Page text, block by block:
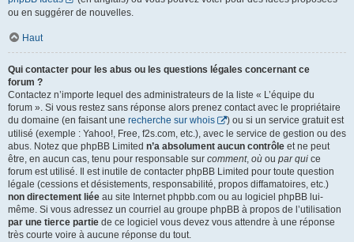
ou en suggérer de nouvelles.
Haut
Qui contacter pour les abus ou les questions légales concernant ce
forum ?
Contactez n’importe lequel des administrateurs de la liste « L’équipe du
forum ». Si vous restez sans réponse alors prenez contact avec le propriétaire
du domaine (en faisant une recherche sur whois
) ou si un service gratuit est
utilisé (exemple : Yahoo!, Free, f2s.com, etc.), avec le service de gestion ou des
abus. Notez que phpBB Limited n’a absolument aucun contrôle et ne peut
être, en aucun cas, tenu pour responsable sur comment, où ou par qui ce
forum est utilisé. Il est inutile de contacter phpBB Limited pour toute question
légale (cessions et désistements, responsabilité, propos diffamatoires, etc.)
non directement liée au site Internet phpbb.com ou au logiciel phpBB lui-
même. Si vous adressez un courriel au groupe phpBB à propos de l’utilisation
par une tierce partie de ce logiciel vous devez vous attendre à une réponse
très courte voire à aucune réponse du tout.